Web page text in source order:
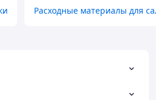
Расходные материалы для